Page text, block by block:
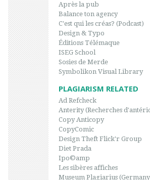
Après la pub
Balance ton agency
C'est qui les créas? (Podcast)
Design & Typo
Éditions Télémaque
ISEG School
Sosies de Merde
Symbolikon Visual Library
PLAGIARISM RELATED
Ad Refcheck
Anterity (Recherches
Copy Anticopy
CopyComic
Design Theft Flick'r Group
Diet Prada
Ipo©amp
Les sibères affiches
Museum Plagiarius